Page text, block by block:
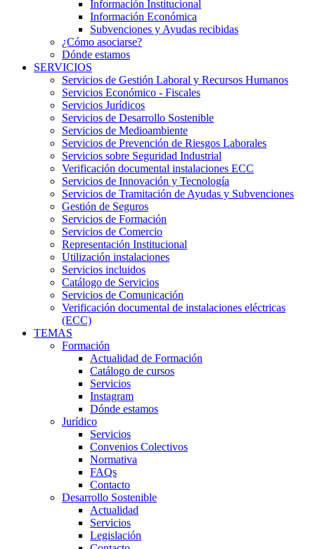
Información Institucional
Información Económica
Subvenciones y Ayudas recibidas
¿Cómo asociarse?
Dónde estamos
SERVICIOS
Servicios de Gestión Laboral y Recursos Humanos
Servicios Económico - Fiscales
Servicios Jurídicos
Servicios de Desarrollo Sostenible
Servicios de Medioambiente
Servicios de Prevención de Riesgos Laborales
Servicios sobre Seguridad Industrial
Verificación documental instalaciones ECC
Servicios de Innovación y Tecnología
Servicios de Tramitación de Ayudas y Subvenciones
Gestión de Seguros
Servicios de Formación
Servicios de Comercio
Representación Institucional
Utilización instalaciones
Servicios incluidos
Catálogo de Servicios
Servicios de Comunicación
Verificación documental de instalaciones eléctricas
(ECC)
TEMAS
Formación
Actualidad de Formación
Catálogo de cursos
Servicios
Instagram
Dónde estamos
Jurídico
Servicios
Convenios Colectivos
Normativa
FAQs
Contacto
Desarrollo Sostenible
Actualidad
Servicios
Legislación